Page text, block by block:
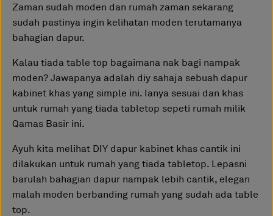
Zaman sudah moden dan rumah zaman sekarang
sudah pastinya ingin kelihatan moden terutamanya
bahagian dapur.
Kalau tiada table top bagaimana nak bagi nampak
moden? Jawapanya adalah diy sahaja sebuah dapur
kabinet khas yang simple ini. Ianya sesuai dan khas
untuk rumah yang tiada tabletop sepeti rumah milik
Qamas Basir ini.
Ayuh kita melihat DIY dapur kabinet khas cantik ini
dilakukan untuk rumah yang tiada tabletop. Lepasni
barulah bahagian dapur nampak lebih cantik, elegan
malah moden berbanding rumah yang sudah ada table
top.